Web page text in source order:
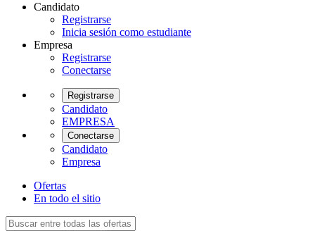
Candidato
Registrarse
Inicia sesión como estudiante
Empresa
Registrarse
Conectarse
Registrarse
Candidato
EMPRESA
Conectarse
Candidato
Empresa
Ofertas
En todo el sitio